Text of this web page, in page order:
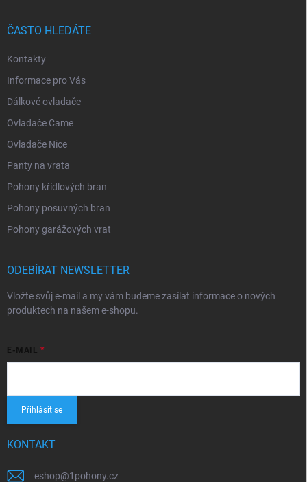
ČASTO HLEDÁTE
Kontakty
Informace pro Vás
Dálkové ovladače
Ovladače Came
Ovladače Nice
Panty na vrata
Pohony křídlových bran
Pohony posuvných bran
Pohony garážových vrat
ODEBÍRAT NEWSLETTER
Vložte svůj e-mail a my vám budeme zasílat informace o nových
produktech na našem e-shopu.
E-MAIL
Přihlásit se
KONTAKT
eshop@1pohony.cz